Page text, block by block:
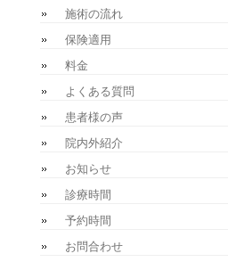
施術の流れ
保険適用
料金
よくある質問
患者様の声
院内外紹介
お知らせ
診療時間
予約時間
お問合わせ